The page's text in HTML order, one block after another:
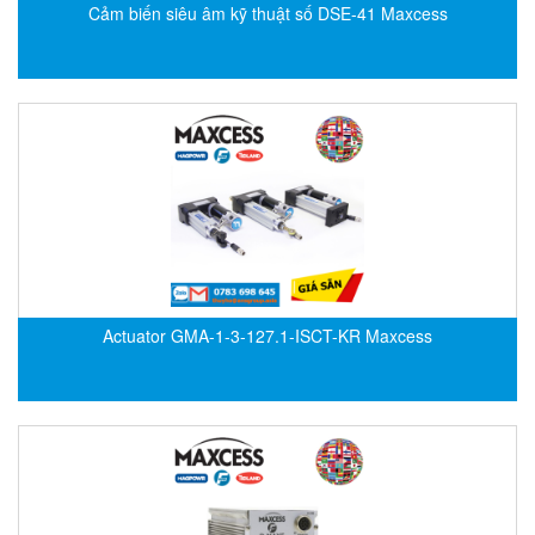
Epro/Emerson
ESA Automation Vietnam
EUCHNER GmbH + Co. KG VietNam
Eurotherm Vietnam
Cảm biến siêu âm kỹ thuật số DSE-41 Maxcess
Actuator GMA-1-3-127.1-ISCT-KR Maxcess